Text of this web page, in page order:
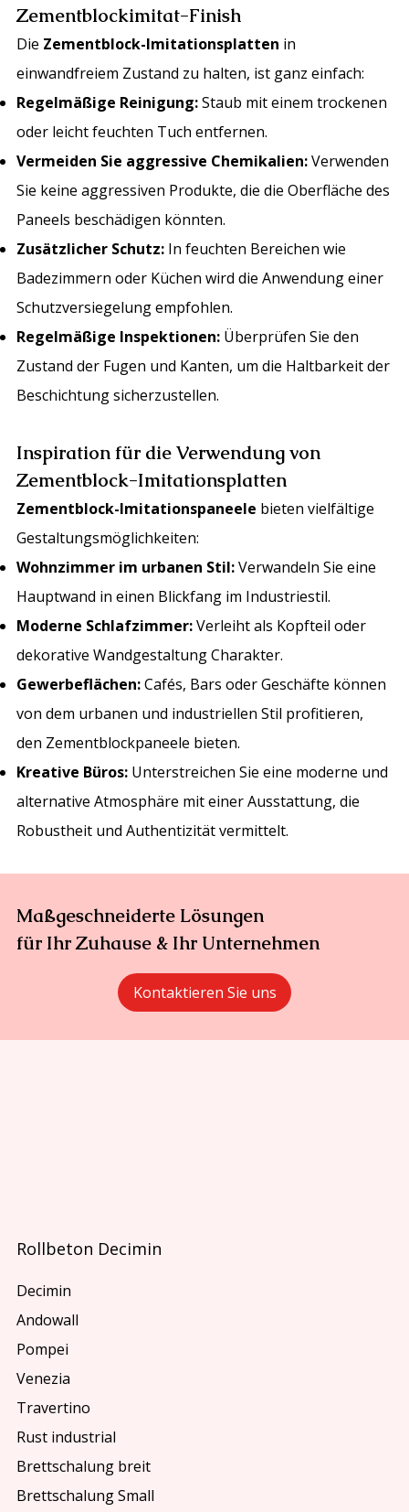
Zementblockimitat-Finish
Die Zementblock-Imitationsplatten in
einwandfreiem Zustand zu halten, ist ganz einfach:
Regelmäßige Reinigung:Staub mit einem trockenen
oder leicht feuchten Tuch entfernen.
Vermeiden Sie aggressive Chemikalien:Verwenden
Sie keine aggressiven Produkte, die die Oberfläche des
Paneels beschädigen könnten.
Zusätzlicher Schutz: In feuchten Bereichen wie
Badezimmern oder Küchen wird die Anwendung einer
Schutzversiegelung empfohlen.
Regelmäßige Inspektionen: Überprüfen Sie den
Zustand der Fugen und Kanten, um die Haltbarkeit der
Beschichtung sicherzustellen.
Inspiration für die Verwendung von
Zementblock-Imitationsplatten
Zementblock-Imitationspaneele bieten vielfältige
Gestaltungsmöglichkeiten:
Wohnzimmer im urbanen Stil:Verwandeln Sie eine
Hauptwand in einen Blickfang im Industriestil.
Moderne Schlafzimmer:Verleiht als Kopfteil oder
dekorative Wandgestaltung Charakter.
Gewerbeflächen:Cafés, Bars oder Geschäfte können
von dem urbanen und industriellen Stil profitieren,
den Zementblockpaneele bieten.
Kreative Büros: Unterstreichen Sie eine moderne und
alternative Atmosphäre mit einer Ausstattung, die
Robustheit und Authentizität vermittelt.
Maßgeschneiderte Lösungen
für Ihr Zuhause & Ihr Unternehmen
Kontaktieren Sie uns
Rollbeton Decimin
Decimin
Andowall
Pompei
Venezia
Travertino
Rust industrial
Brettschalung breit
Brettschalung Small